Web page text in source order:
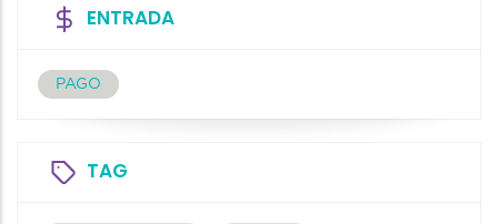
ENTRADA
PAGO
TAG